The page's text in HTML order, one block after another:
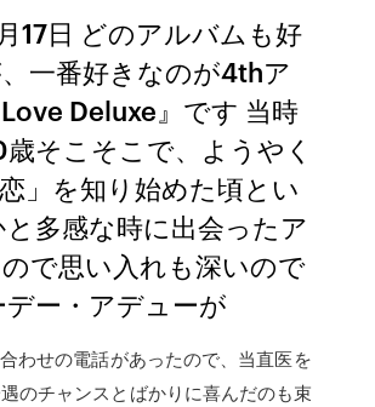
17日 どのアルバムも好
一番好きなのが4thア
Deluxe』です 当時
そこそこで、ようやく
」を知り始めた頃とい
と多感な時に出会ったア
で思い入れも深いので
ー・アデューが
わせの電話があったので、当直医を
のチャンスとばかりに喜んだのも束